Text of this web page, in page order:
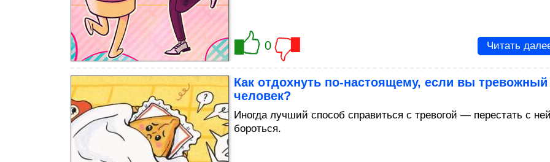
0 Читать
Как отдохнуть по-настоящему, если вы тревожный
человек?
Иногда лучший способ справиться с тревогой — перестать с
бороться.